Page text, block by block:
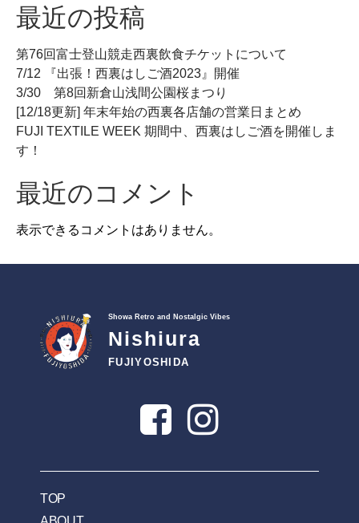
最近の投稿
第76回富士登山競走西裏飲食チケットについて
7/12 『出張！西裏はしご酒2023』開催
3/30 第8回新倉山浅間公園桜まつり
[12/18更新] 年末年始の西裏各店舗の営業日まとめ
FUJI TEXTILE WEEK 期間中、西裏はしご酒を開催しま
す！
最近のコメント
表示できるコメントはありません。
Showa Retro and Nostalgic Vibes
Nishiura
FUJIYOSHIDA
TOP